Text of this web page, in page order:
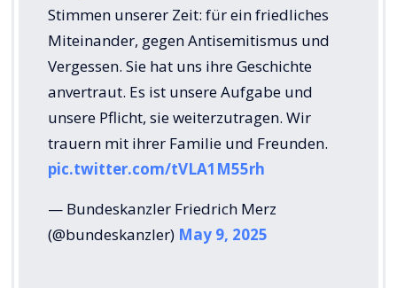
Stimmen unserer Zeit: für ein friedliches
Miteinander, gegen Antisemitismus und
Vergessen. Sie hat uns ihre Geschichte
anvertraut. Es ist unsere Aufgabe und
unsere Pflicht, sie weiterzutragen. Wir
trauern mit ihrer Familie und Freunden.
pic.twitter.com/tVLA1M55rh
— Bundeskanzler Friedrich Merz
(@bundeskanzler) May 9, 2025